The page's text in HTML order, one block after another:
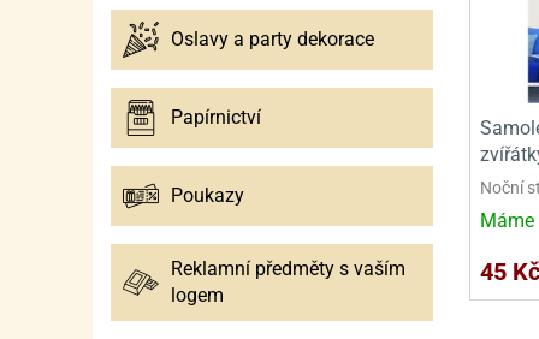
Oslavy a party dekorace
Papírnictví
Poukazy
Reklamní předměty s vaším
logem
Noční
Máme
45 Kč